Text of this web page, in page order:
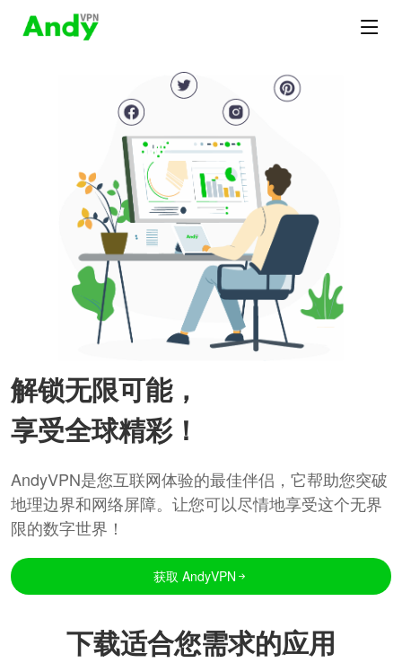
解锁无限可能，
享受全球精彩！
AndyVPN是您互联网体验的最佳伴侣，它帮助您突破
地理边界和网络屏障。让您可以尽情地享受这个无界
限的数字世界！
获取 AndyVPN
下载适合您需求的应用